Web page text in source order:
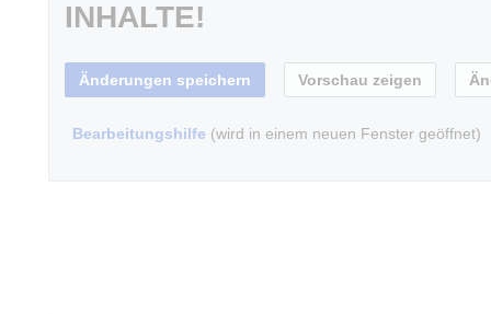
INHALTE!
Bearbeitungshilfe (wird in einem neuen Fenster geöffnet)